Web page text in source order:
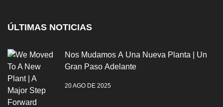
ÚLTIMAS NOTICIAS
Nos Mudamos A Una Nueva Planta | Un
Gran Paso Adelante
20 AGO DE 2025